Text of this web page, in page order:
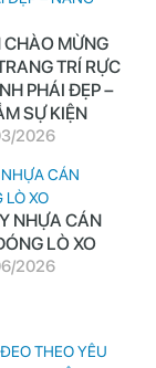
CHÀO MỪNG
TRÍ RỰC
PHÁI ĐẸP –
SỰ KIỆN
2026
NHỰA CÁN
LÒ XO
2026